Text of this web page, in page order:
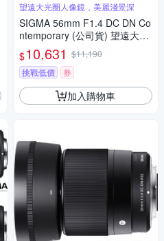
望遠大光圈人像鏡，美麗淺景深
SIGMA 56mm F1.4 DC DN Co
ntemporary (公司貨) 望遠大光
圈定焦鏡頭 人像鏡 APS-C 無反
微單眼專用鏡頭
$10,631 $11,190
挑戰低價
券
加入購物車